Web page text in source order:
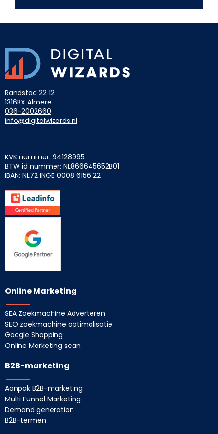
Randstad 22 12
1316BX Almere
036-2002660
info@digitalwizards.nl
KVK nummer: 94128995
BTW id nummer: NL866645652B01
IBAN: NL72 INGB 0008 6156 22
Online Marketing
SEA Zoekmachine Adverteren
SEO zoekmachine optimalisatie
Google Shopping
Online Marketing scan
B2B-marketing
Aanpak B2B-marketing
Multi Funnel Marketing
Demand generation
B2B-termen